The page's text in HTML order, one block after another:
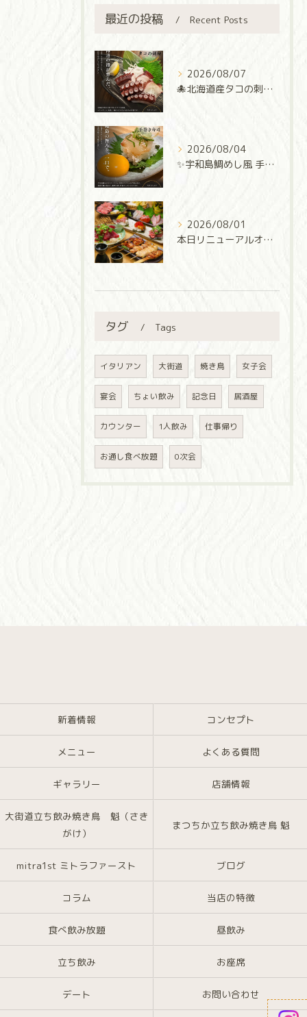
最近の投稿 Recent Posts
2026/08/07
🐙北海道産タコの刺身🐙
2026/08/04
✨宇和島鯛めし風 手巻き寿司✨
2026/08/01
本日リニューアルオープン‼️
タグ Tags
イタリアン 大街道 焼き鳥 女子会
宴会 ちょい飲み 記念日 居酒屋
カウンター 1人飲み 仕事帰り
お通し食べ放題 0次会
新着情報 コンセプト
メニュー よくある質問
ギャラリー 店舗情報
大街道立ち飲み焼き鳥 魁（さき
がけ）
まつちか立ち飲み焼き鳥 魁
mitra1st ミトラファースト ブログ
コラム 当店の特徴
食べ飲み放題 昼飲み
立ち飲み お座席
デート お問い合わせ